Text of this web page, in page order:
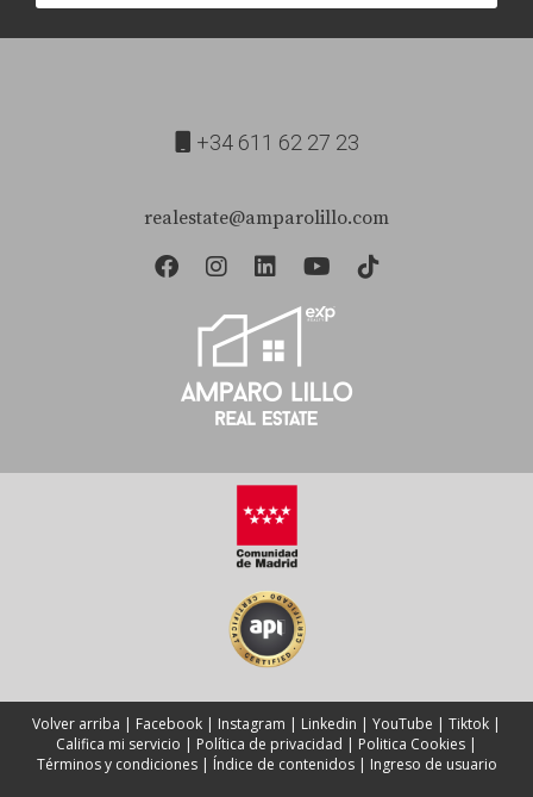
+34 611 62 27 23
realestate@amparolillo.com
Volver arriba | Facebook | Instagram | Linkedin | YouTube | Tiktok |
Califica mi servicio | Política de privacidad | Politica Cookies |
Términos y condiciones| Índice de contenidos| Ingreso de usuario